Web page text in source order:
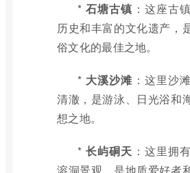
* 石塘古镇 ：这座古
历史和丰富的文化遗产，
俗文化的最佳之地。
* 大溪沙滩 ：这里沙
清澈，是游泳、日光浴和
想之地。
* 长屿硐天 ：这里拥